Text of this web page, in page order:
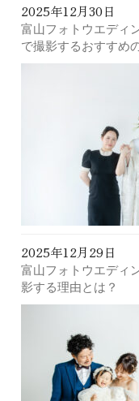
2025年12月30日
富山フォトウエディ
で撮影するおすすめ
2025年12月29日
富山フォトウエディ
影する理由とは？